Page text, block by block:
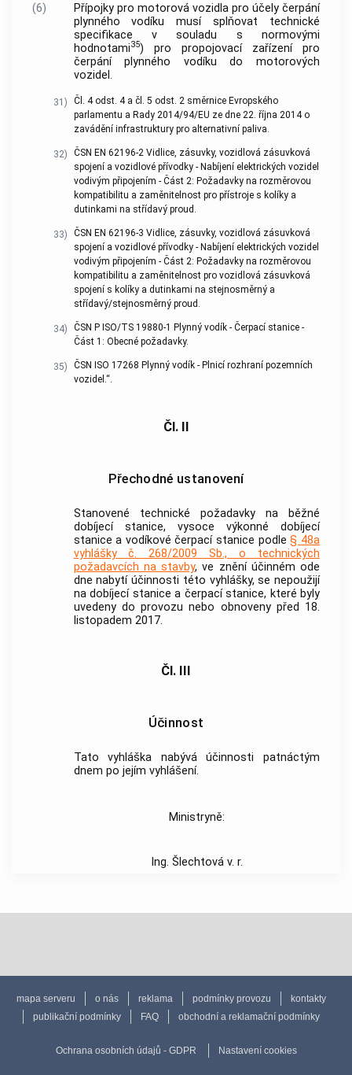
(6)
Přípojky pro motorová vozidla pro účely čerpání
plynného vodíku musí splňovat technické
specifikace v souladu s normovými
hodnotami35) pro propojovací zařízení pro
čerpání plynného vodíku do motorových
vozidel.
31)
Čl. 4 odst. 4 a čl. 5 odst. 2 směrnice Evropského
parlamentu a Rady 2014/94/EU ze dne 22. října 2014 o
zavádění infrastruktury pro alternativní paliva.
32)
ČSN EN 62196-2 Vidlice, zásuvky, vozidlová zásuvková
spojení a vozidlové přívodky - Nabíjení elektrických vozidel
vodivým připojením - Část 2: Požadavky na rozměrovou
kompatibilitu a zaměnitelnost pro přístroje s kolíky a
dutinkami na střídavý proud.
33)
ČSN EN 62196-3 Vidlice, zásuvky, vozidlová zásuvková
spojení a vozidlové přívodky - Nabíjení elektrických vozidel
vodivým připojením - Část 2: Požadavky na rozměrovou
kompatibilitu a zaměnitelnost pro vozidlová zásuvková
spojení s kolíky a dutinkami na stejnosměrný a
střídavý/stejnosměrný proud.
34)
ČSN P ISO/TS 19880-1 Plynný vodík - Čerpací stanice -
Část 1: Obecné požadavky.
35)
ČSN ISO 17268 Plynný vodík - Plnicí rozhraní pozemních
vozidel.“.
Čl. II
Přechodné ustanovení
Stanovené technické požadavky na běžné
dobíjecí stanice, vysoce výkonné dobíjecí
stanice a vodíkové čerpací stanice podle§ 48a
vyhlášky č. 268/2009 Sb., o technických
požadavcích na stavby, ve znění účinném ode
dne nabytí účinnosti této vyhlášky, se nepoužijí
na dobíjecí stanice a čerpací stanice, které byly
uvedeny do provozu nebo obnoveny před 18.
listopadem 2017.
Čl. III
Účinnost
Tato vyhláška nabývá účinnosti patnáctým
dnem po jejím vyhlášení.
Ministryně:
Ing. Šlechtová v. r.
mapa serveru o nás reklama podmínky provozu
kontakty
publikační podmínky
FAQ obchodní a reklamační podmínky
Ochrana osobních údajů - GDPR Nastavení cookies